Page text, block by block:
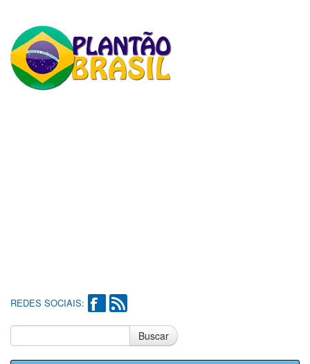
REDES SOCIAIS:
Buscar